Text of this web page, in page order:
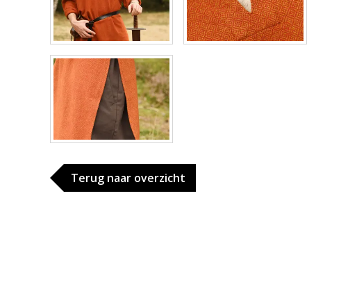
Terug naar overzicht